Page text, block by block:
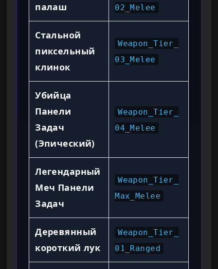
палаш
02_Melee
Стальной
пиксельный
клинок
Weapon_Tier_
03_Melee
Убийца
Панели
Задач
(Эпический)
Weapon_Tier_
04_Melee
Легендарный
Меч Панели
Задач
Weapon_Tier_
Max_Melee
Деревянный
короткий лук
Weapon_Tier_
01_Ranged